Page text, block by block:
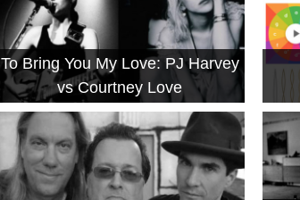
To Bring You My Love: PJ Harvey
vs Courtney Love